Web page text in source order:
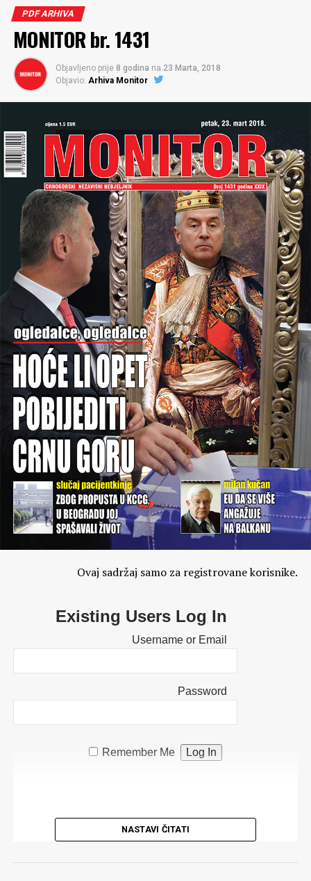
PDF ARHIVA
MONITOR br. 1431
Objavljeno prije 8 godina na 23 Marta, 2018
Objavio: Arhiva Monitor
Ovaj sadržaj samo za registrovane korisnike.
Existing Users Log In
Username or Email
Password
Remember Me
NASTAVI ČITATI